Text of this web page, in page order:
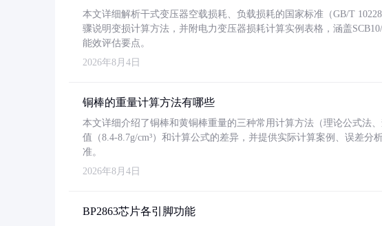
本文详细解析干式变压器空载损耗、负载损耗的国家标准（GB/T
骤说明变损计算方法，并附电力变压器损耗计算实例表格，涵盖
能效评估要点。
2026年8月4日
铜棒的重量计算方法有哪些
本文详细介绍了铜棒和黄铜棒重量的三种常用计算方法（理论公式法
值（8.4-8.7g/cm³）和计算公式的差异，并提供实际计算案例、误差分
准。
2026年8月4日
BP2863芯片各引脚功能